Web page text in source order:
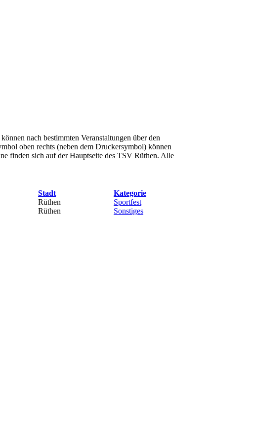
nach bestimmten Veranstaltungen über den
oben rechts (neben dem Druckersymbol) können
finden sich auf der Hauptseite des TSV Rüthen. Alle
Stadt
Kategorie
Rüthen
Sportfest
Rüthen
Sonstiges